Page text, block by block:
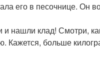
его в песочнице. Он
нашли клад! Смотри,
Кажется, больше